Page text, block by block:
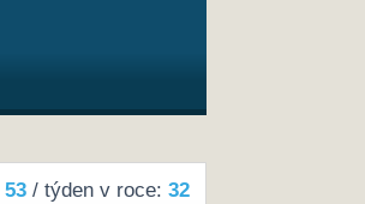
53/ týden v roce: 32